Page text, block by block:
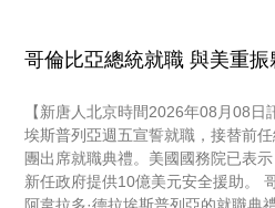
哥倫比亞總統就職 與美重振
【新唐人北京時間2026年08月08
埃斯普列亞週五宣誓就職，接替前
團出席就職典禮。美國國務院已表
新任政府提供10億美元安全援助。